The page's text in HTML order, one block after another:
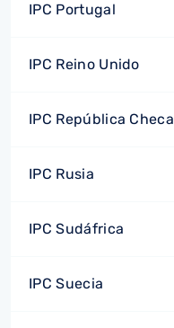
IPC Portugal
IPC Reino Unido
IPC República Checa
IPC Rusia
IPC Sudáfrica
IPC Suecia